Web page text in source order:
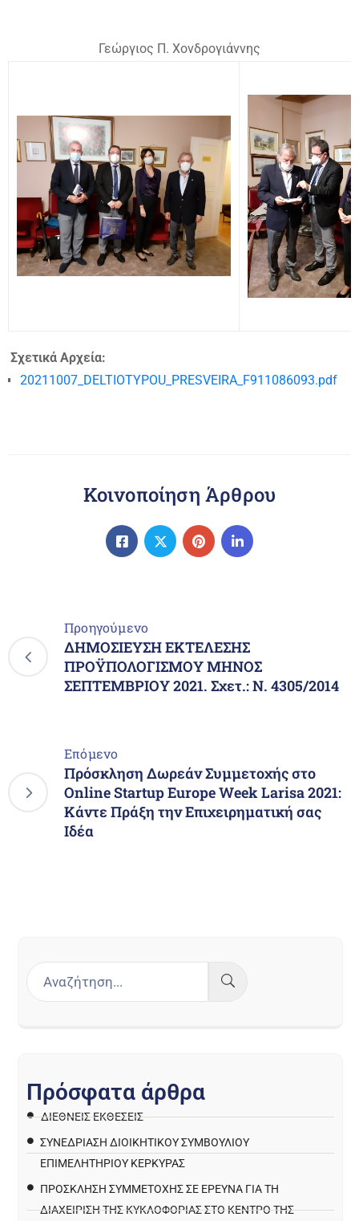
Γεώργιος Π. Χονδρογιάννης
Σχετικά Αρχεία:
20211007_DELTIOTYPOU_PRESVEIRA_F911086093.pdf
Κοινοποίηση Άρθρου
Προηγούμενο
ΔΗΜΟΣΙΕΥΣΗ ΕΚΤΕΛΕΣΗΣ
ΠΡΟΫΠΟΛΟΓΙΣΜΟΥ ΜΗΝΟΣ
ΣΕΠΤΕΜΒΡΙΟΥ 2021. Σχετ.: Ν. 4305/2014
Επόμενο
Πρόσκληση Δωρεάν Συμμετοχής στο
Online Startup Europe Week Larisa 2021:
Κάντε Πράξη την Επιχειρηματική σας
Ιδέα
Πρόσφατα άρθρα
ΔΙΕΘΝΕΙΣ ΕΚΘΕΣΕΙΣ
ΣΥΝΕΔΡΙΑΣΗ ΔΙΟΙΚΗΤΙΚΟΥ ΣΥΜΒΟΥΛΙΟΥ
ΕΠΙΜΕΛΗΤΗΡΙΟΥ ΚΕΡΚΥΡΑΣ
ΠΡΌΣΚΛΗΣΗ ΣΥΜΜΕΤΟΧΉΣ ΣΕ ΈΡΕΥΝΑ ΓΙΑ ΤΗ
ΔΙΑΧΕΊΡΙΣΗ ΤΗΣ ΚΥΚΛΟΦΟΡΊΑΣ ΣΤΟ ΚΈΝΤΡΟ ΤΗΣ